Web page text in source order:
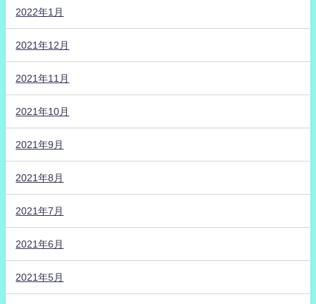
2022年1月
2021年12月
2021年11月
2021年10月
2021年9月
2021年8月
2021年7月
2021年6月
2021年5月